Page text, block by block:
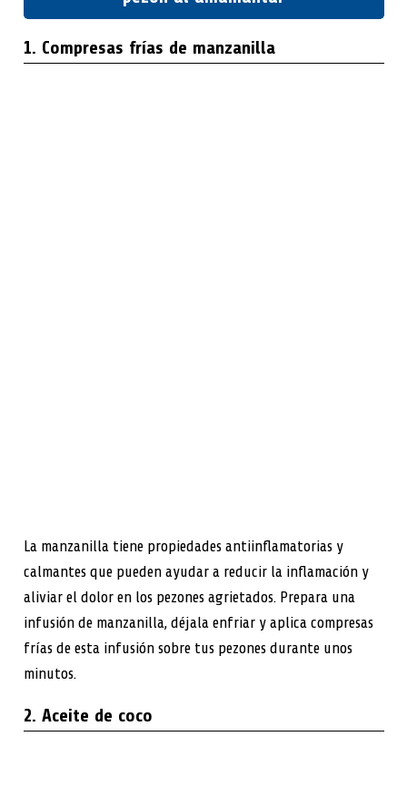
1. Compresas frías de manzanilla
La manzanilla tiene propiedades antiinflamatorias y
calmantes que pueden ayudar a reducir la inflamación y
aliviar el dolor en los pezones agrietados. Prepara una
infusión de manzanilla, déjala enfriar y aplica compresas
frías de esta infusión sobre tus pezones durante unos
minutos.
2. Aceite de coco